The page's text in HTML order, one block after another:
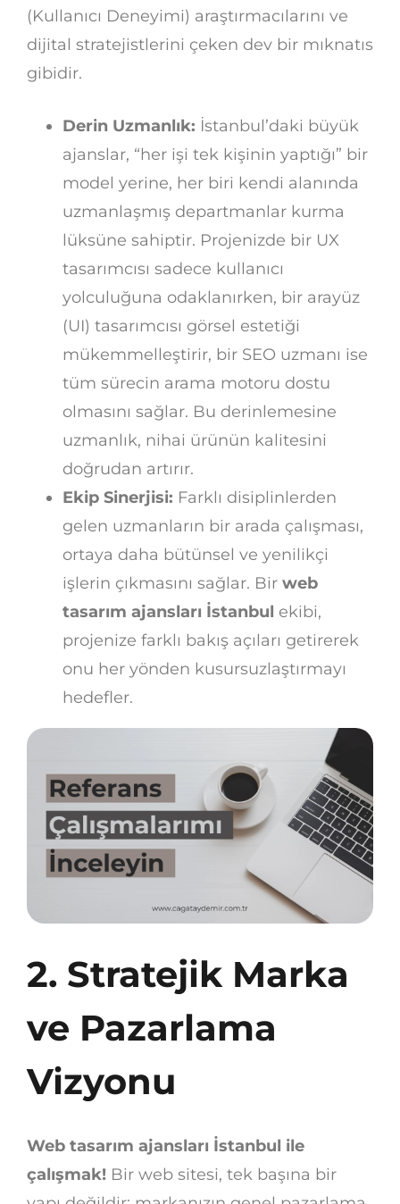
(Kullanıcı Deneyimi) araştırmacılarını ve
dijital stratejistlerini çeken dev bir mıknatıs
gibidir.
Derin Uzmanlık: İstanbul’daki büyük
ajanslar, “her işi tek kişinin yaptığı” bir
model yerine, her biri kendi alanında
uzmanlaşmış departmanlar kurma
lüksüne sahiptir. Projenizde bir UX
tasarımcısı sadece kullanıcı
yolculuğuna odaklanırken, bir arayüz
(UI) tasarımcısı görsel estetiği
mükemmelleştirir, bir SEO uzmanı ise
tüm sürecin arama motoru dostu
olmasını sağlar. Bu derinlemesine
uzmanlık, nihai ürünün kalitesini
doğrudan artırır.
Ekip Sinerjisi: Farklı disiplinlerden
gelen uzmanların bir arada çalışması,
ortaya daha bütünsel ve yenilikçi
işlerin çıkmasını sağlar. Bir web
tasarım ajansları İstanbul ekibi,
projenize farklı bakış açıları getirerek
onu her yönden kusursuzlaştırmayı
hedefler.
2. Stratejik Marka
ve Pazarlama
Vizyonu
Web tasarım ajansları İstanbul ile
çalışmak! Bir web sitesi, tek başına bir